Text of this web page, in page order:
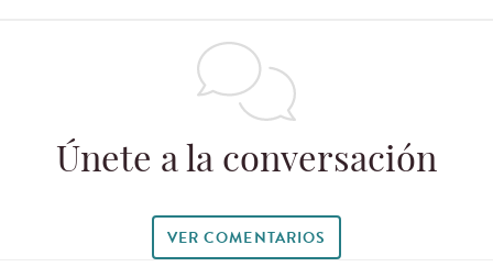
Únete a la conversación
VER COMENTARIOS